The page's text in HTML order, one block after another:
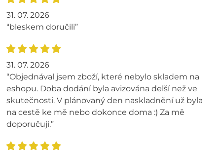
31. 07. 2026
“bleskem doručili”
31. 07. 2026
“Objednával jsem zboží, které nebylo skladem na
eshopu. Doba dodání byla avizována delší než ve
skutečnosti. V plánovaný den naskladnění už byla
na cestě ke mě nebo dokonce doma :) Za mě
doporučuji.”